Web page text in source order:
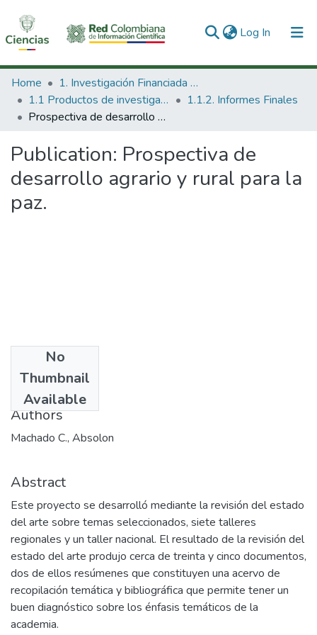
Log In (current)
Communities & Collections
All of DSpace
Home
1. Investigación Financiada con Recursos Públicos
1.1 Productos de investigación
1.1.2. Informes Finales
Prospectiva de desarrollo agrario y rural para la paz.
Publication: Prospectiva de
desarrollo agrario y rural para la
paz.
No
Thumbnail
Available
2004-07
Authors
Machado C., Absolon
Abstract
Este proyecto se desarrolló mediante la revisión del estado
del arte sobre temas seleccionados, siete talleres
regionales y un taller nacional. El resultado de la revisión del
estado del arte produjo cerca de treinta y cinco documentos,
dos de ellos resúmenes que constituyen una acervo de
recopilación temática y bibliográfica que permite tener un
buen diagnóstico sobre los énfasis temáticos de la
academia.